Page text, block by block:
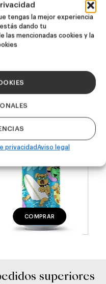
tengas la mejor experiencia
dando tu
las mencionadas cookies y la
privacidadAviso legal
Kook Town
West Coast IPA
COMPRAR
superiores